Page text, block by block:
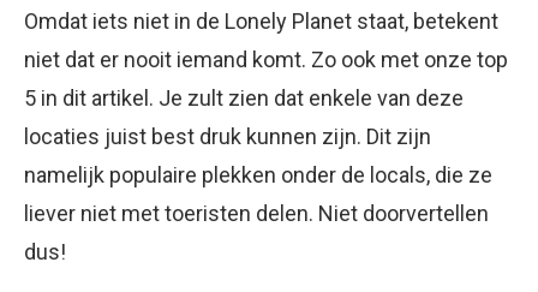
Omdat iets niet in de Lonely Planet staat, betekent
niet dat er nooit iemand komt. Zo ook met onze top
5 in dit artikel. Je zult zien dat enkele van deze
locaties juist best druk kunnen zijn. Dit zijn
namelijk populaire plekken onder de locals, die ze
liever niet met toeristen delen. Niet doorvertellen
dus!